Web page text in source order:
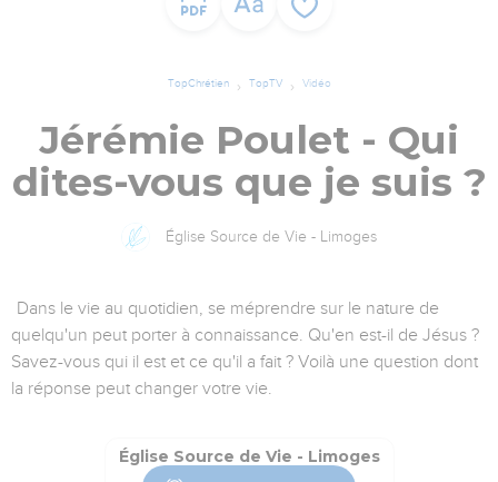
TopChrétien TopTV Vidéo
Jérémie Poulet - Qui
dites-vous que je suis ?
Église Source de Vie - Limoges
Dans le vie au quotidien, se méprendre sur le nature de
quelqu'un peut porter à connaissance. Qu'en est-il de Jésus ?
Savez-vous qui il est et ce qu'il a fait ? Voilà une question dont
la réponse peut changer votre vie.
Église Source de Vie - Limoges